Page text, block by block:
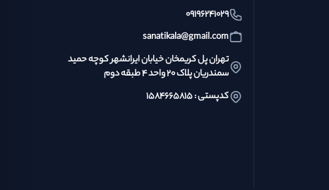
09196241029
sanatikala@gmail.com
تهران پل کریمخان خیابان ایرانشهر کوچه حمید
سمندریان پلاک ۲۰ واحد ۴ طبقه دوم
کدپستی : ۱۵۸۴۶۶۵۸۱۵